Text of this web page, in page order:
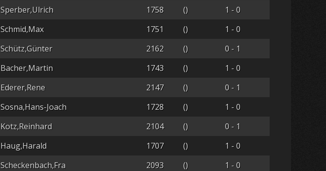
Sperber,Ulrich 1758 ()
1 - 0
Schmid,Max 1751 ()
1 - 0
Schütz,Günter 2162 ()
0 - 1
Bacher,Martin 1743 ()
1 - 0
Ederer,Rene 2147 ()
0 - 1
Sosna,Hans-Joach 1728 ()
1 - 0
Kotz,Reinhard 2104 ()
0 - 1
Haug,Harald 1707 ()
1 - 0
Scheckenbach,Fra 2093 ()
1 - 0